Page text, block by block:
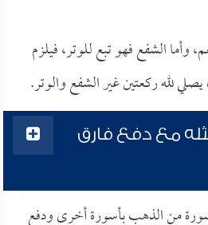
وأما الشفع فهو تبع للوتر، فيلزم
لله ركعتين غير الشفع والوتر.
مع دفع فارق
من الذهب بأسورة أخرى ودفع